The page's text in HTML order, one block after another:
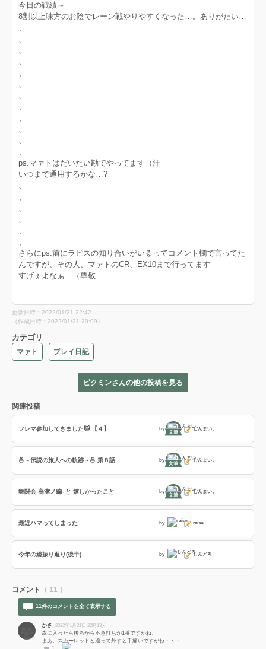
今日の戦績～
8割以上味方のお陰でレーン戦やりやすくなった…。ありがたい…
、
、
、
、
、
、
、
、
、
、
、
、
ps.マァトはだいたい勘でやってます（汗
いつまで通用するかな…?
、
、
、
、
、
、
さらにps.前にラピスの知り合いがいるってコメント欄で言ってた
んですが、その人、マァトのCR、EX10まで行ってます
すげぇよなぁ…（尊敬
更新日時：2022/01/21 22:42
（作成日時：2022/01/21 20:09）
カテゴリ
マァト プレイ日記
ピクミンさんの他の投稿を見る
関連投稿
フレマ参加してきました🐱 【４】 by
文筆
しんまい。
🍜～伝説の旅人への軌跡～🍜 第８話 by
文筆
しんまい。
舞闘会-高潔ノ編- と 嬉しかったこと by
文筆
しんまい。
最近ハマってしまった by raisu
今年の総振り返り(後半) by しんどろ
コメント （ 11 ）
11件のコメントを全て表示する
かさ 2022年1月21日 22時13分
森に入ったら後ろから不意打ちが1番ですかね。
まあ、スカーレットと違って外すと手痛いですがね・・・